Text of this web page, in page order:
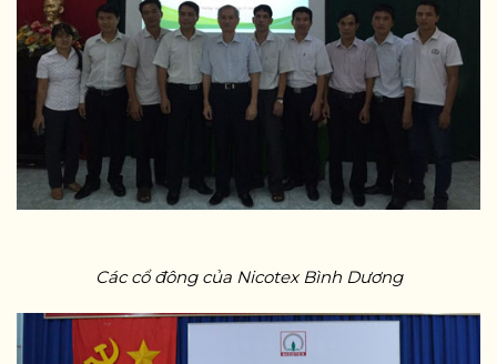
Các cổ đông của Nicotex Bình Dương